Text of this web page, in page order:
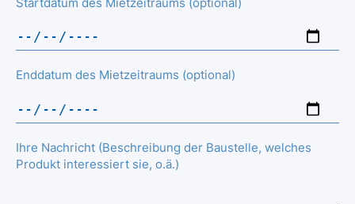
Enddatum des Mietzeitraums (optional)
Ihre Nachricht (Beschreibung der Baustelle, welches
Produkt interessiert sie, o.ä.)